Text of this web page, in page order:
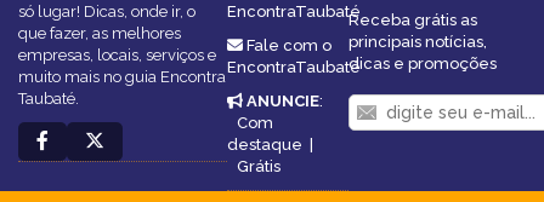
só lugar! Dicas, onde ir, o
que fazer, as melhores
empresas, locais, serviços e
muito mais no guia Encontra
Taubaté.
EncontraTaubaté
Fale com o
EncontraTaubaté
ANUNCIE:
Com
destaque |
Grátis
Receba grátis as
principais notícias,
dicas e promoções